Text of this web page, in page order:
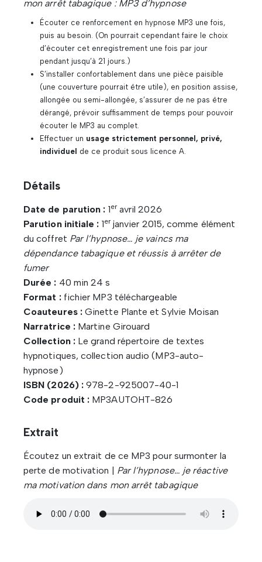
mon arrêt tabagique : MP3 d’hypnose
Écouter ce renforcement en hypnose MP3 une fois,
puis au besoin. (On pourrait cependant faire le choix
d’écouter cet enregistrement une fois par jour
pendant jusqu’à 21 jours.)
S’installer confortablement dans une pièce paisible
(une couverture pourrait être utile), en position assise,
allongée ou semi-allongée, s’assurer de ne pas être
dérangé, prévoir suffisamment de temps pour pouvoir
écouter le MP3 au complet.
Effectuer un usage strictement personnel, privé,
individuel de ce produit sous licence A.
Détails
Date de parution : 1eravril 2026
Parution initiale : 1erjanvier 2015, comme élément
du coffret Par l’hypnose… je vaincs ma
dépendance tabagique et réussis à arrêter de
fumer
Durée : 40 min 24 s
Format :fichier MP3 téléchargeable
Coauteures :Ginette Plante et Sylvie Moisan
Narratrice :Martine Girouard
Collection :Le grand répertoire de textes
hypnotiques, collection audio (MP3-auto-
hypnose)
ISBN (2026) : 978-2-925007-40-1
Code produit : MP3AUTOHT-826
Extrait
Écoutez un extrait de ce MP3 pour surmonter la
perte de motivation | Par l’hypnose… je réactive
ma motivation dans mon arrêt tabagique